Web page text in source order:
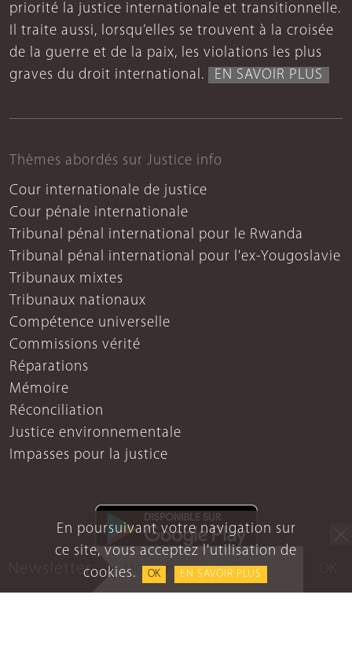
En poursuivant votre navigation sur
ce site, vous acceptez l'utilisation de
cookies.
OK EN SAVOIR PLUS
priorité la justice internationale et transitionnelle.
Il traite aussi, lorsqu’elles se trouvent à la croisée
de la guerre et de la paix, les violations les plus
graves du droit international.
EN SAVOIR PLUS
Thèmes abordés sur Justice info
Cour internationale de justice
Cour pénale internationale
Tribunal pénal international pour le Rwanda
Tribunal pénal international pour l'ex-Yougoslavie
Tribunaux mixtes
Tribunaux nationaux
Compétence universelle
Commissions vérité
Réparations
Mémoire
Réconciliation
Justice environnementale
Impasses pour la justice
Mentions légales
Newsletter